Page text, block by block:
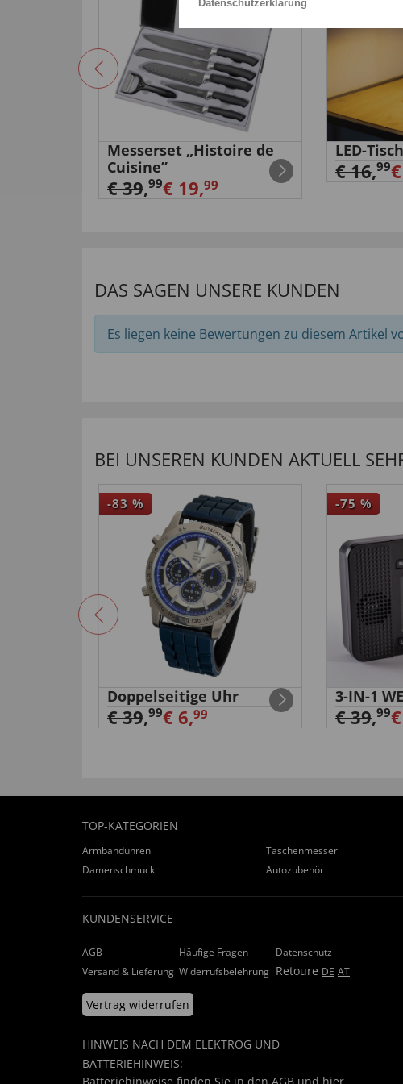
Messerset „Histoire de
Cuisine”
€ 39,99€ 19,99
LED-
€ 16,99
DAS SAGEN UNSERE KUNDEN
Es liegen keine Bewertungen zu diesem Artikel
BEI UNSEREN KUNDEN AKTUELL
-83 %
Doppelseitige Uhr
€ 39,99€ 6,99
-75 %
3-IN-1
€ 39,99
TOP-KATEGORIEN
Armbanduhren Taschenmesser
Damenschmuck
Autozubehör
KUNDENSERVICE
AGB Häufige Fragen
Datenschutz
Versand & Lieferung Widerrufsbelehrung Retoure DE AT
Vertrag widerrufen
HINWEIS NACH DEM ELEKTROG UND
BATTERIEHINWEIS:
Batteriehinweise finden Sie in den AGB und hier
Datenschutzerklärung